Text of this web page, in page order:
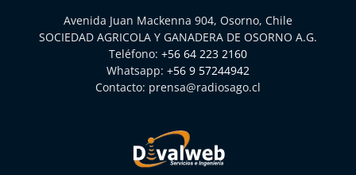
Avenida Juan Mackenna 904, Osorno, Chile
SOCIEDAD AGRICOLA Y GANADERA DE OSORNO A.G.
Teléfono: +56 64 223 2160
Whatsapp: +56 9 57244942
Contacto: prensa@radiosago.cl